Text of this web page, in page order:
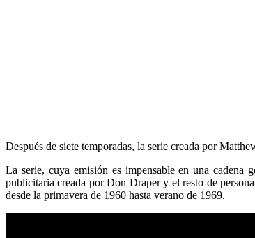
Después de siete temporadas, la serie creada por
La serie, cuya emisión es impensable en una cadena
publicitaria creada por Don Draper y el resto de
desde la primavera de 1960 hasta verano de 1969.